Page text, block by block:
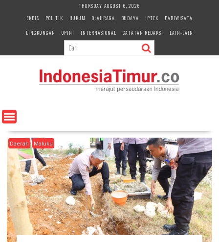
e
n
THURSDAY, AUGUST 6, 2026
EKBIS
POLITIK HUKUM OLAHRAGA BUDAYA IPTEK
PARIWISATA
LINGKUNGAN
OPINI INTERNASIONAL CATATAN REDAKSI LAIN-LAIN
Daerah Maluku